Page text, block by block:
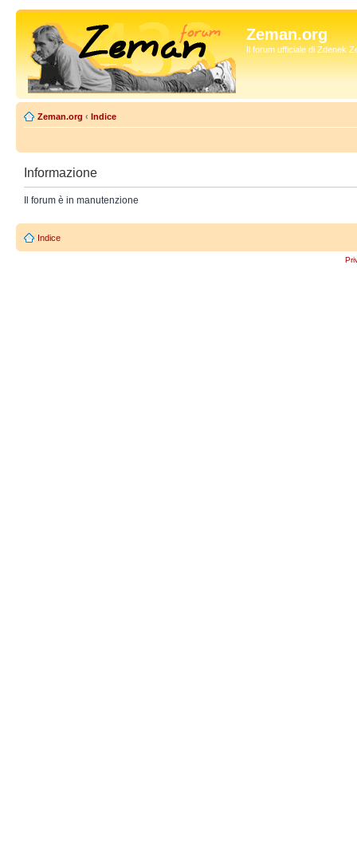
Zeman.org
Il forum ufficiale di Zdenek
Zeman.org ‹ Indice
Informazione
Il forum è in manutenzione
Indice